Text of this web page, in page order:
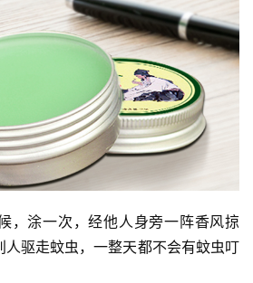
，涂一次，经他人身旁一阵香风掠
驱走蚊虫，一整天都不会有蚊虫叮